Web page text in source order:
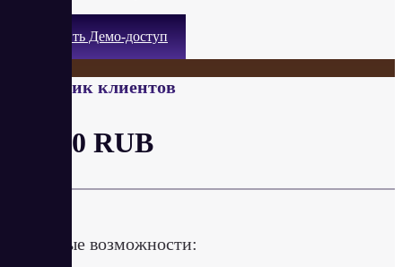
Получить Демо-доступ
Захватчик клиентов
от 250 RUB
Ключевые возможности: